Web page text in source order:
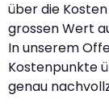
über die
grossen Wert
In unserem
Kostenpunkte
genau